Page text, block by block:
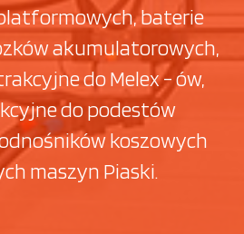
baterie
akumulatorowych,
do Melex - ów,
do podestów
koszowych
maszyn Piaski.